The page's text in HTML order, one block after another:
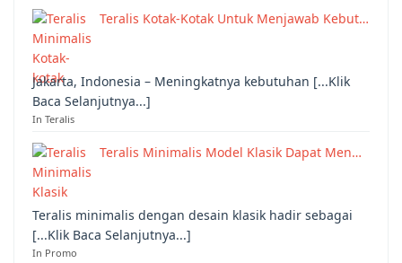
Teralis Kotak-Kotak Untuk Menjawab Kebut…
Jakarta, Indonesia – Meningkatnya kebutuhan [...Klik
Baca Selanjutnya...]
In Teralis
Teralis Minimalis Model Klasik Dapat Men…
Teralis minimalis dengan desain klasik hadir sebagai
[...Klik Baca Selanjutnya...]
In Promo